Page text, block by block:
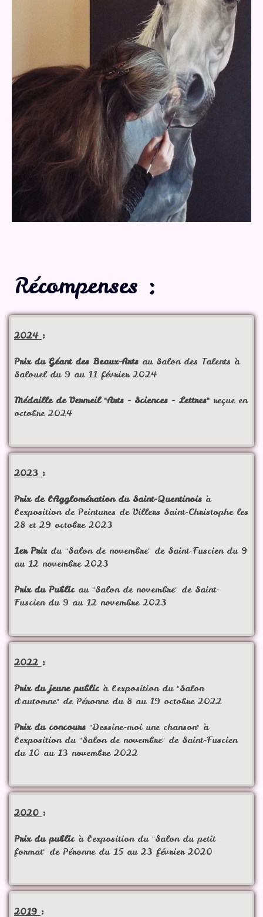
Récompenses :
2024 :
Prix du Géant des Beaux-Arts au Salon des Talents à
Salouel du 9 au 11 février 2024
Médaille de Vermeil "Arts - Sciences - Lettres" reçue en
octobre 2024
2023 :
Prix de l'Agglomération du Saint-Quentinois à
l'exposition de Peintures de Villers Saint-Christophe les
28 et 29 octobre 2023
1er Prix du "Salon de novembre" de Saint-Fuscien du 9
au 12 novembre 2023
Prix du Public au "Salon de novembre" de Saint-
Fuscien du 9 au 12 novembre 2023
2022 :
Prix du jeune public à l'exposition du "Salon
d'automne" de Péronne du 8 au 19 octobre 2022
Prix du concours "Dessine-moi une chanson" à
l'exposition du "Salon de novembre" de Saint-Fuscien
du 10 au 13 novembre 2022
2020 :
Prix du public à l'exposition du "Salon du petit
format" de Péronne du 15 au 23 février 2020
2019 :